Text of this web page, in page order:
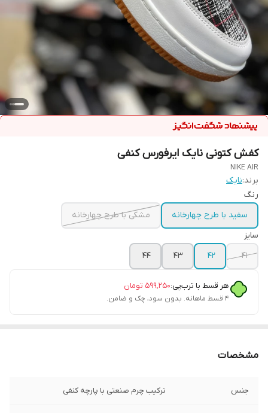
کفش کتونی نایک ایرفورس کنفی
NIKE AIR
برند:نایک
رنگ
سفید با طرح چهارخانه
مشکی با طرح چهارخانه
سایز
41
42
43
44
هر قسط با ترب‌پی:۵۹۹٬۲۵۰ تومان
۴ قسط ماهانه. بدون سود، چک و ضامن.
مشخصات
جنس ترکیب چرم صنعتی با پارچه کنفی